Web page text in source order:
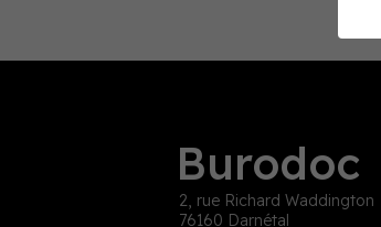
Burodoc
2, rue Richard Waddington
76160 Darnétal